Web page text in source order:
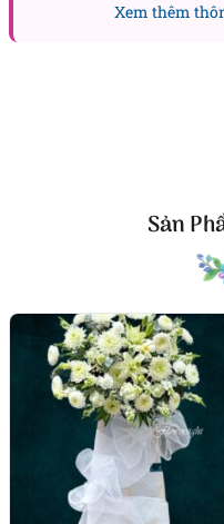
Lan hồ điệp trắnglà
dáng tự nhiên, tạo
Xen giữa các nhánh
xếp khéo léo để tăng
Hoa hồng trắng
lòng thành và sự
hồ điệp, hai loài hoa
mềm mại, vừa trang
không làm mất đi sự
buồn.
Xem thêm
Sản